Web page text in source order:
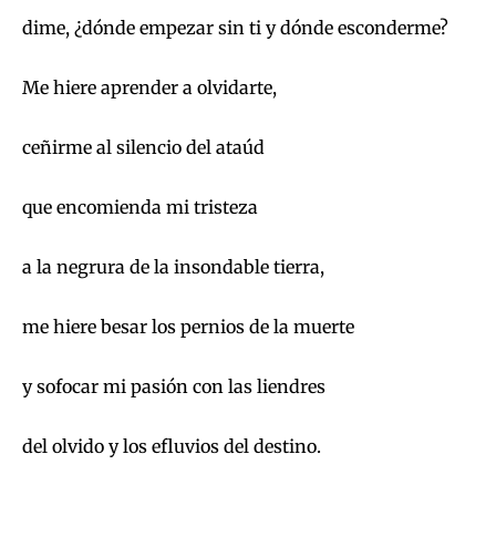
dime, ¿dónde empezar sin ti y dónde esconderme?
Me hiere aprender a olvidarte,
ceñirme al silencio del ataúd
que encomienda mi tristeza
a la negrura de la insondable tierra,
me hiere besar los pernios de la muerte
y sofocar mi pasión con las liendres
del olvido y los efluvios del destino.